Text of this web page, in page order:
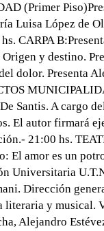
(Primer
Luisa López de
CARPA
y destino.
dolor. Presenta
Santis. A cargo
El autor firmará
21:00 hs.
El amor es un
Universitaria
Dirección
literaria y musical.
Alejandro